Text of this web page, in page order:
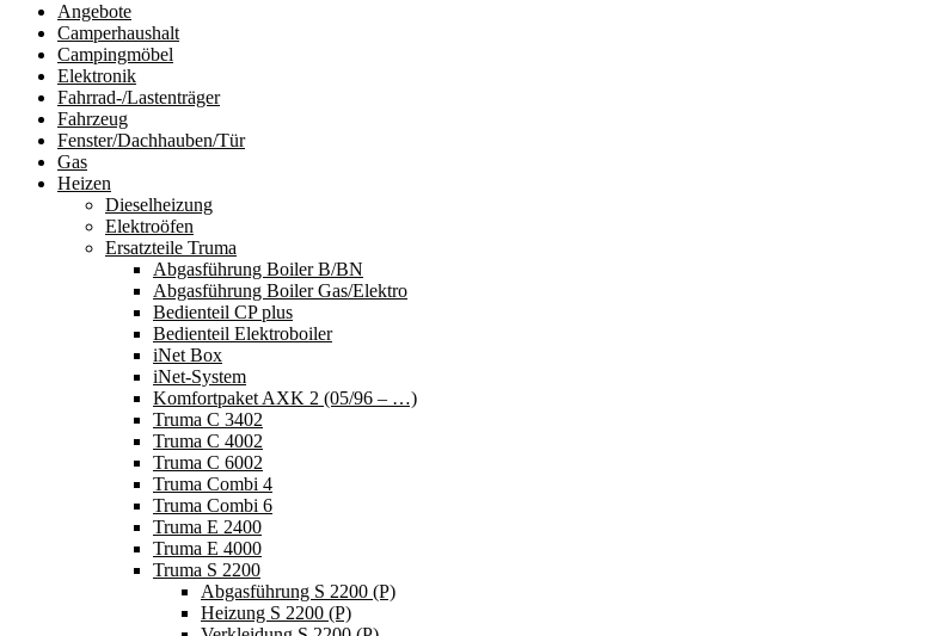
Angebote
Camperhaushalt
Campingmöbel
Elektronik
Fahrrad-/Lastenträger
Fahrzeug
Fenster/Dachhauben/Tür
Gas
Heizen
Dieselheizung
Elektroöfen
Ersatzteile Truma
Abgasführung Boiler B/BN
Abgasführung Boiler Gas/Elektro
Bedienteil CP plus
Bedienteil Elektroboiler
iNet Box
iNet-System
Komfortpaket AXK 2 (05/96 – …)
Truma C 3402
Truma C 4002
Truma C 6002
Truma Combi 4
Truma Combi 6
Truma E 2400
Truma E 4000
Truma S 2200
Abgasführung S 2200 (P)
Heizung S 2200 (P)